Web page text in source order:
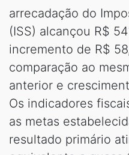
arrecadação do
(ISS) alcançou R$
incremento de R$
comparação ao
anterior e
Os indicadores
as metas
resultado primário